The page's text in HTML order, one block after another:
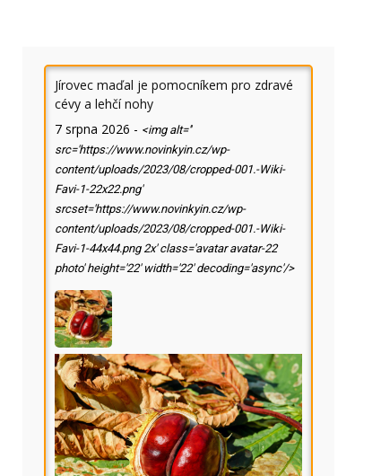
Jírovec maďal je pomocníkem pro zdravé
cévy a lehčí nohy
7 srpna 2026 - <img alt=''
src='https://www.novinkyin.cz/wp-
content/uploads/2023/08/cropped-001.-Wiki-
Favi-1-22x22.png'
srcset='https://www.novinkyin.cz/wp-
content/uploads/2023/08/cropped-001.-Wiki-
Favi-1-44x44.png 2x' class='avatar avatar-22
photo' height='22' width='22' decoding='async'/>